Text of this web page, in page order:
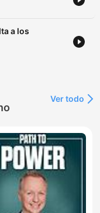
a los
Ver todo